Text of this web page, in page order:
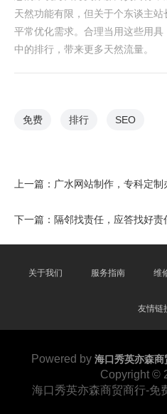
天然功能有限，但关于个东谈主
平常优化需求。合理当用这些用
中的排行，带来更多天然流量。
免费 排行 SEO
上一篇： 广水网站制作，专科定制
下一篇： 隔邻找责任，应答找好责
关于我们 服务指南 维
友情链
Powered by 海口秀英亦森商
Copyright ©
海口秀英亦森商贸商行-免